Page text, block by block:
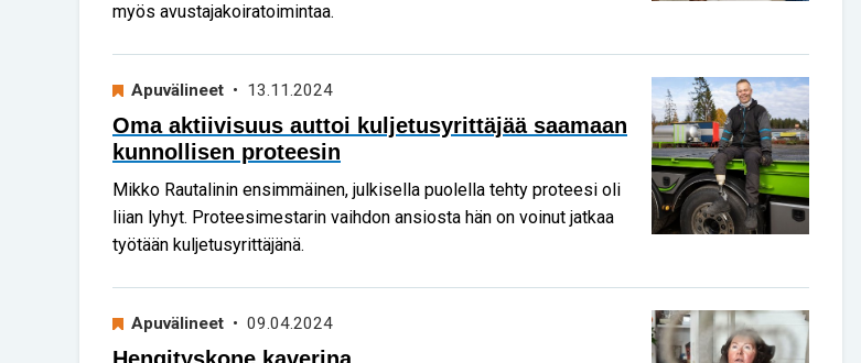
myös avustajakoiratoimintaa.
Apuvälineet • 13.11.2024
Oma aktiivisuus auttoi kuljetusyrittäjää saamaan
kunnollisen proteesin
Mikko Rautalinin ensimmäinen, julkisella puolella tehty proteesi oli
liian lyhyt. Proteesimestarin vaihdon ansiosta hän on voinut jatkaa
työtään kuljetusyrittäjänä.
Apuvälineet • 09.04.2024